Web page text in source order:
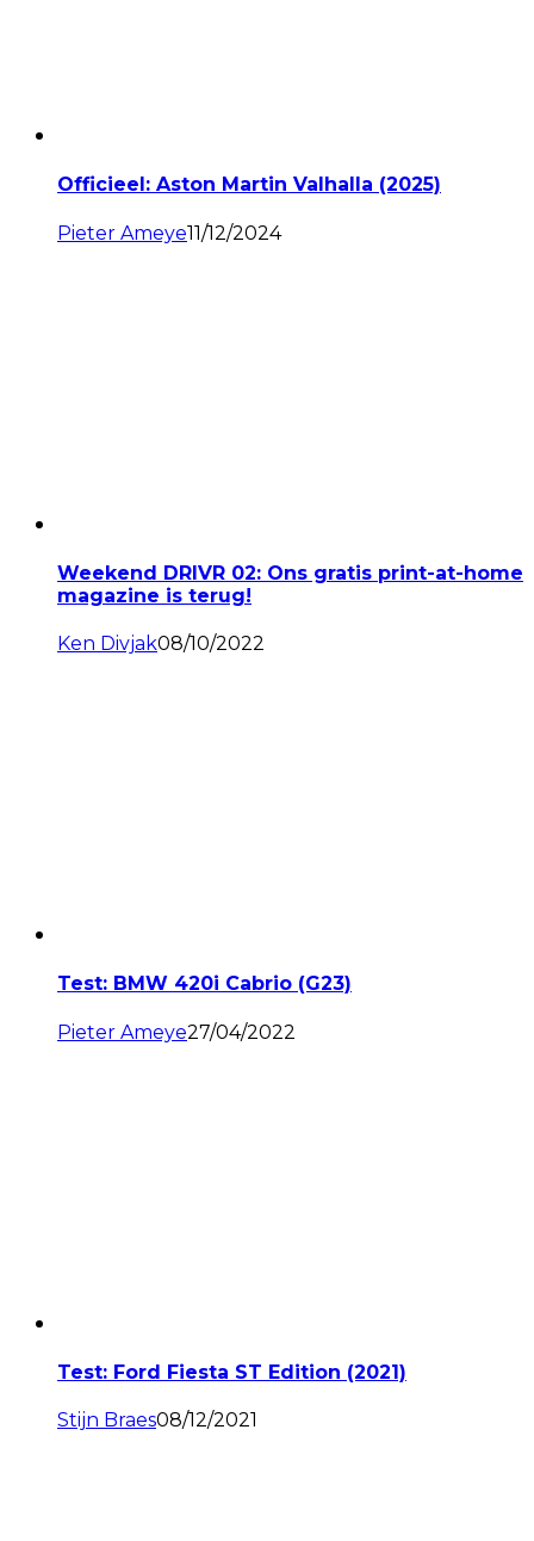
Officieel: Aston Martin Valhalla (2025)
Pieter Ameye11/12/2024
Weekend DRIVR 02: Ons gratis print-at-home
magazine is terug!
Ken Divjak08/10/2022
Test: BMW 420i Cabrio (G23)
Pieter Ameye27/04/2022
Test: Ford Fiesta ST Edition (2021)
Stijn Braes08/12/2021